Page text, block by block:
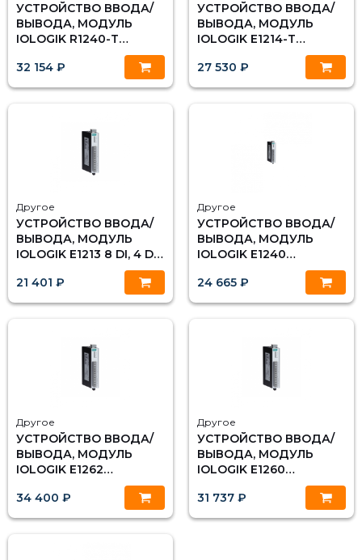
УСТРОЙСТВО ВВОДА/
ВЫВОДА, МОДУЛЬ
IOLOGIK R1240-T
РАСШИРЕННЫМ
ДИАПАЗОНОМ
32 154 ₽
УСТРОЙСТВО ВВОДА/
ВЫВОДА, МОДУЛЬ
IOLOGIK E1214-T
ETHERNET 6 DI, 6 РЕЛЕ,
С РАСШИРЕННЫМ
ДИАПАЗОНОМ
27 530 ₽
Другое
УСТРОЙСТВО ВВОДА/
ВЫВОДА, МОДУЛЬ
IOLOGIK E1213 8 DI, 4 DO
СТАНДАРТНЫМ
ДИАПАЗОНОМ
21 401 ₽
Другое
УСТРОЙСТВО ВВОДА/
ВЫВОДА, МОДУЛЬ
IOLOGIK E1240
ETHERNET 8 AI, MOXA
24 665 ₽
Другое
УСТРОЙСТВО ВВОДА/
ВЫВОДА, МОДУЛЬ
IOLOGIK E1262
ETHERNET 8 ТЕРМОПАР
MOXA
34 400 ₽
Другое
УСТРОЙСТВО ВВОДА/
ВЫВОДА, МОДУЛЬ
IOLOGIK E1260
ТЕРМОСОПРОТИВЛЕНИ
Й MOXA
31 737 ₽